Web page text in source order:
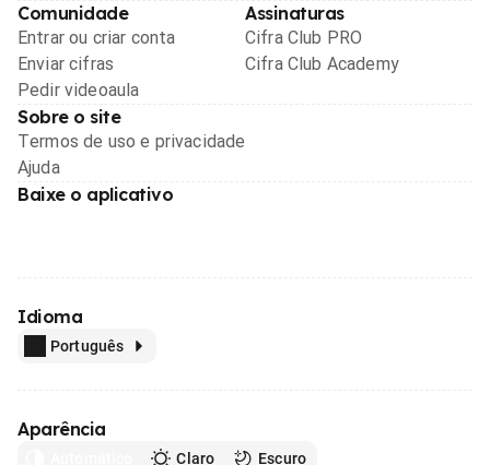
Comunidade
Entrar ou criar conta
Enviar cifras
Pedir videoaula
Assinaturas
Cifra Club PRO
Cifra Club Academy
Sobre o site
Termos de uso e privacidade
Ajuda
Baixe o aplicativo
Idioma
Português
Aparência
Claro Escuro